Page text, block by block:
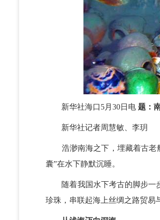
新华社海口5月30日电题：
新华社记者周慧敏、李玥
浩渺南海之下，埋藏着古老航
囊”在水下静默沉睡。
随着我国水下考古的脚步一步
珍珠，串联起海上丝绸之路贸易